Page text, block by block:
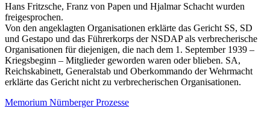
Hans Fritzsche, Franz von Papen und Hjalmar Schacht wurden
freigesprochen.
Von den angeklagten Organisationen erklärte das Gericht SS, SD
und Gestapo und das Führerkorps der NSDAP als verbrecherische
Organisationen für diejenigen, die nach dem 1. September 1939 –
Kriegsbeginn – Mitglieder geworden waren oder blieben. SA,
Reichskabinett, Generalstab und Oberkommando der Wehrmacht
erklärte das Gericht nicht zu verbrecherischen Organisationen.
Memorium Nürnberger Prozesse